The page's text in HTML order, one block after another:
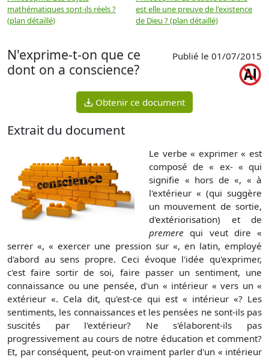
mathématiques sont-ils réels ?
(plan détaillé)
est elle une preuve de l'existence
de Dieu ? (plan détaillé)
N'exprime-t-on que ce
dont on a conscience?
Publié le 01/07/2015
Obtenir ce document
Extrait du document
Le verbe « exprimer « est
composé de « ex- « qui
signifie « hors de «, « à
l'extérieur « (qui suggère
un mouvement de sortie,
d'extériorisation) et de
premerequi veut dire «
ser­rer «, « exercer une pression sur «, en latin, employé
d'abord au sens propre. Ceci évoque l'idée qu'exprimer,
c'est faire sortir de soi, faire passer un sentiment, une
connaissance ou une pensée, d'un « intérieur « vers un «
extérieur «. Cela dit, qu'est-ce qui est « intérieur «? Les
sentiments, les connais­sances et les pensées ne sont-ils pas
suscités par l'extérieur? Ne s'élaborent-ils pas
progressivement au cours de notre éducation et comment?
Et, par conséquent, peut-on vrai­ment parler d'un « intérieur